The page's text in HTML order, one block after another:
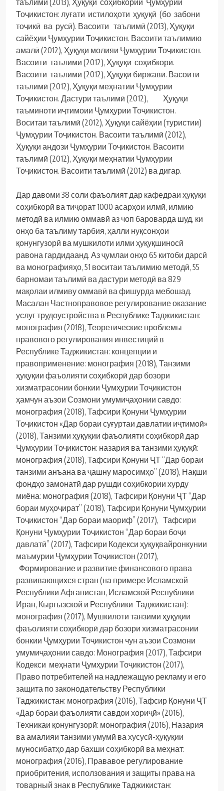
таълимӣ (2013), Ҳуқуқи соҳибкории Ҷумҳурии
Тоҷикистон: луғати истилоҳоти ҳуқуқӣ (бо забони
тоҷикӣ ва русӣ). Васоити таълимӣ (2013), Ҳуқуқи
сайёҳии Ҷумҳурии Тоҷикистон. Васоити таълимию
амалӣ (2012), Ҳуқуқи молияи Ҷумҳурии Тоҷикистон.
Васоити таълимӣ (2012), Ҳуқуқи соҳибкорӣ.
Васоити таълимӣ (2012), Ҳуқуқи биржавӣ. Васоити
таълимӣ (2012), Ҳуқуқи меҳнатии Ҷумҳурии
Тоҷикистон. Дастури таълимӣ (2012), Ҳуқуқи
таъминоти иҷтимоии Ҷумҳурии Тоҷикистон.
Воситаи таълимӣ (2012), Ҳуқуқи сайёҳии (туристии)
Ҷумҳурии Тоҷикистон. Васоити таълимӣ (2012),
Ҳуқуқи андози Ҷумҳурии Тоҷикистон. Васоити
таълимӣ (2012), Ҳуқуқи меҳнатии Ҷумҳурии
Тоҷикистон. Васоити таълимӣ (2012) ва дигар.
Дар давоми 38 соли фаъолият дар кафедраи ҳуқуқи
соҳибкорӣ ва тиҷорат 1000 асарҳои илмӣ, илмию
методӣ ва илмию оммавӣ аз чоп бароварда шуд, ки
онҳо ба таълиму тарбия, ҳалли нуқсонҳои
қонунгузорӣ ва мушкилоти илми ҳуқуқшиносӣ
равона гардидаанд. Аз ҷумлаи онҳо 65 китоби дарсӣ
ва монографияҳо, 51 воситаи таълимию методӣ, 55
барномаи таълимӣ ва дастури методӣ ва 829
мақолаи илмиву оммавӣ ва фишурда мебошад.
Масалан Частноправовое регулирование оказание
услуг трудоустройства в Республике Таджикистан:
монография (2018), Теоретические проблемы
правового регулирования инвестиций в
Республике Таджикистан: концепции и
правоприменение: монография (2018), Танзими
ҳуқуқии фаъолияти соҳибкорӣ дар бозори
хизматрасонии бонкии Ҷумҳурии Тоҷикистон
ҳамчун аъзои Созмони умумиҷаҳонии савдо:
монография (2018), Тафсири Қонуни Ҷумҳурии
Тоҷикистон «Дар бораи суғуртаи давлатии иҷтимоӣ»
(2018), Танзими ҳуқуқии фаъолияти соҳибкорӣ дар
Ҷумҳурии Тоҷикистон: назария ва танзими ҳуқуқӣ:
монография (2018), Тафсири Қонуни ҶТ “Дар бораи
танзими анъана ва ҷашну маросимҳо” (2018), Нақши
фондҳо замонатӣ дар рушди соҳибкории хурду
миёна: монография (2018), Тафсири Қонуни ҶТ “Дар
бораи муҳоҷират” (2018), Тафсири Қонуни Ҷумҳурии
Тоҷикистон “Дар бораи маориф” (2017), Тафсири
Қонуни Ҷумҳурии Тоҷикистон “Дар бораи боҷи
давлатӣ” (2017), Тафсири Кодекси ҳуқуқвайронкунии
маъмурии Ҷумҳурии Тоҷикистон (2017),
Формирование и развитие финансового права
развивающихся стран (на примере Исламской
Республики Афганистан, Исламской Республики
Иран, Кыргызской и Республики Таджикистан):
монография (2017), Мушкилоти танзими ҳуқуқии
фаъолияти соҳибкорӣ дар бозори хизматрасонии
бонкии Ҷумҳурии Тоҷикистон чун аъзои Созмони
умумиҷаҳонии савдо: Монография (2017), Тафсири
Кодекси меҳнати Ҷумҳурии Тоҷикистон (2017),
Право потребителей на надлежащую рекламу и его
защита по законодательству Республики
Таджикистан: монография (2016), Тафсир Қонуни ҶТ
«Дар бораи фаъолияти савдои хориҷӣ» (2016),
Техникаи қонунгузорӣ: монография (2016), Назария
ва амалияи танзими умумӣ ва хусусӣ-ҳуқуқии
муносибатҳо дар бахши соҳибкорӣ ва меҳнат:
монография (2016), Прававое регулирование
приобритения, исползования и защиты права на
товарный знак в Республике Таджикистан: